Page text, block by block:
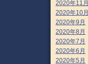
2020年11月
2020年10月
2020年9月
2020年8月
2020年7月
2020年6月
2020年5月